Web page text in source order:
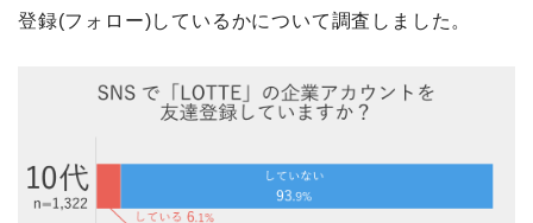
登録(フォロー)しているかについて調査しました。